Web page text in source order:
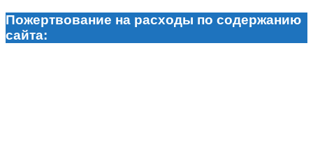
Пожертвование на расходы по содержанию
сайта: